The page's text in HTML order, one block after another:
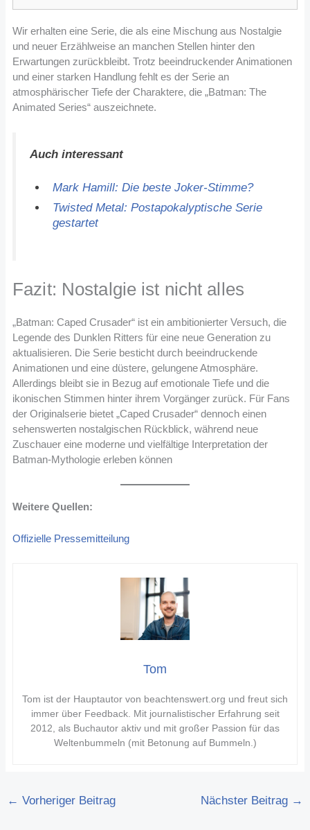
Wir erhalten eine Serie, die als eine Mischung aus Nostalgie
und neuer Erzählweise an manchen Stellen hinter den
Erwartungen zurückbleibt. Trotz beeindruckender Animationen
und einer starken Handlung fehlt es der Serie an
atmosphärischer Tiefe der Charaktere, die „Batman: The
Animated Series“ auszeichnete.
Auch interessant
Mark Hamill: Die beste Joker-Stimme?
Twisted Metal: Postapokalyptische Serie
gestartet
Fazit: Nostalgie ist nicht alles
„Batman: Caped Crusader“ ist ein ambitionierter Versuch, die
Legende des Dunklen Ritters für eine neue Generation zu
aktualisieren. Die Serie besticht durch beeindruckende
Animationen und eine düstere, gelungene Atmosphäre.
Allerdings bleibt sie in Bezug auf emotionale Tiefe und die
ikonischen Stimmen hinter ihrem Vorgänger zurück. Für Fans
der Originalserie bietet „Caped Crusader“ dennoch einen
sehenswerten nostalgischen Rückblick, während neue
Zuschauer eine moderne und vielfältige Interpretation der
Batman-Mythologie erleben können
Weitere Quellen:
Offizielle Pressemitteilung
Tom
Tom ist der Hauptautor von beachtenswert.org und freut sich
immer über Feedback. Mit journalistischer Erfahrung seit
2012, als Buchautor aktiv und mit großer Passion für das
Weltenbummeln (mit Betonung auf Bummeln.)
← Vorheriger Beitrag Nächster Beitrag →